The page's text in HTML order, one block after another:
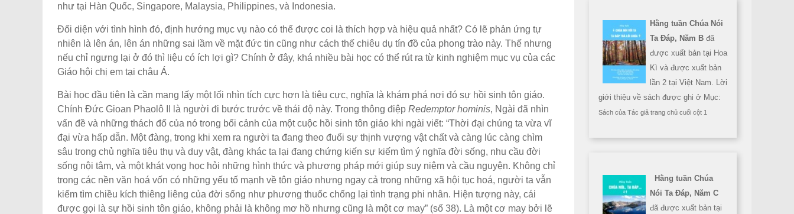
như tại Hàn Quốc, Singapore, Malaysia, Philippines, và Indonesia.
Đối diện với tình hình đó, định hướng mục vụ nào có thể được coi là thích hợp và hiệu quả nhất? Có lẽ phản ứng tự
nhiên là lên án, lên án những sai lầm về mặt đức tin cũng như cách thế chiêu dụ tín đồ của phong trào này. Thế nhưng
nếu chỉ ngưng lại ở đó thì liệu có ích lợi gì? Chính ở đây, khá nhiều bài học có thể rút ra từ kinh nghiệm mục vụ của các
Giáo hội chị em tại châu Á.
Bài học đầu tiên là cần mang lấy một lối nhìn tích cực hơn là tiêu cực, nghĩa là khám phá nơi đó sự hồi sinh tôn giáo.
Chính Đức Gioan Phaolô II là người đi bước trước về thái độ này. Trong thông điệp Redemptor hominis, Ngài đã nhìn
vấn đề và những thách đố của nó trong bối cảnh của một cuộc hồi sinh tôn giáo khi ngài viết: “Thời đại chúng ta vừa vĩ
đại vừa hấp dẫn. Một đàng, trong khi xem ra người ta đang theo đuổi sự thịnh vượng vật chất và càng lúc càng chìm
sâu trong chủ nghĩa tiêu thụ và duy vật, đàng khác ta lại đang chứng kiến sự kiếm tìm ý nghĩa đời sống, nhu cầu đời
sống nội tâm, và một khát vọng học hỏi những hình thức và phương pháp mới giúp suy niệm và cầu nguyện. Không chỉ
trong các nền văn hoá vốn có những yếu tố mạnh về tôn giáo nhưng ngay cả trong những xã hội tục hoá, người ta vẫn
kiếm tìm chiều kích thiêng liêng của đời sống như phương thuốc chống lại tình trạng phi nhân. Hiện tượng này, cái
được gọi là sự hồi sinh tôn giáo, không phải là không mơ hồ nhưng cũng là một cơ may” (số 38). Là một cơ may bởi lẽ
Hằng tuần Chúa Nói
Ta Đáp, Năm B đã
được xuất bản tại Hoa
Kì và được xuất bản
lần 2 tại Việt Nam. Lời
giới thiệu về sách được ghi ở Mục:
Sách của Tác giả trang chủ cuối cột 1
Hằng tuần Chúa
Nói Ta Đáp, Năm C
đã được xuất bản tại